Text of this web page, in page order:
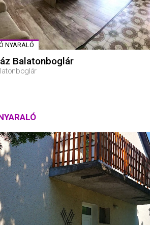
NYARALÓ
Balatonboglár